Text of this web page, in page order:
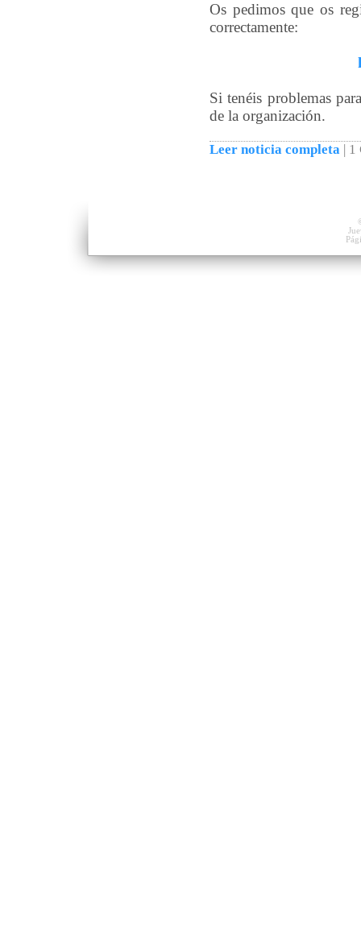
Os pedimos que os
correctamente:
Si tenéis problemas
de la organización.
Leer noticia completa | 1